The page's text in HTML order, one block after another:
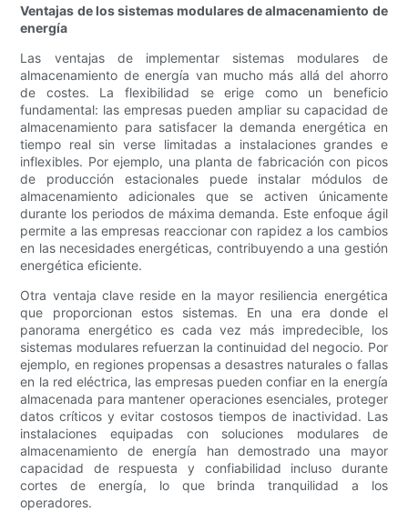
Ventajas de los sistemas modulares de almacenamiento de
energía
Las ventajas de implementar sistemas modulares de
almacenamiento de energía van mucho más allá del ahorro
de costes. La flexibilidad se erige como un beneficio
fundamental: las empresas pueden ampliar su capacidad de
almacenamiento para satisfacer la demanda energética en
tiempo real sin verse limitadas a instalaciones grandes e
inflexibles. Por ejemplo, una planta de fabricación con picos
de producción estacionales puede instalar módulos de
almacenamiento adicionales que se activen únicamente
durante los periodos de máxima demanda. Este enfoque ágil
permite a las empresas reaccionar con rapidez a los cambios
en las necesidades energéticas, contribuyendo a una gestión
energética eficiente.
Otra ventaja clave reside en la mayor resiliencia energética
que proporcionan estos sistemas. En una era donde el
panorama energético es cada vez más impredecible, los
sistemas modulares refuerzan la continuidad del negocio. Por
ejemplo, en regiones propensas a desastres naturales o fallas
en la red eléctrica, las empresas pueden confiar en la energía
almacenada para mantener operaciones esenciales, proteger
datos críticos y evitar costosos tiempos de inactividad. Las
instalaciones equipadas con soluciones modulares de
almacenamiento de energía han demostrado una mayor
capacidad de respuesta y confiabilidad incluso durante
cortes de energía, lo que brinda tranquilidad a los
operadores.